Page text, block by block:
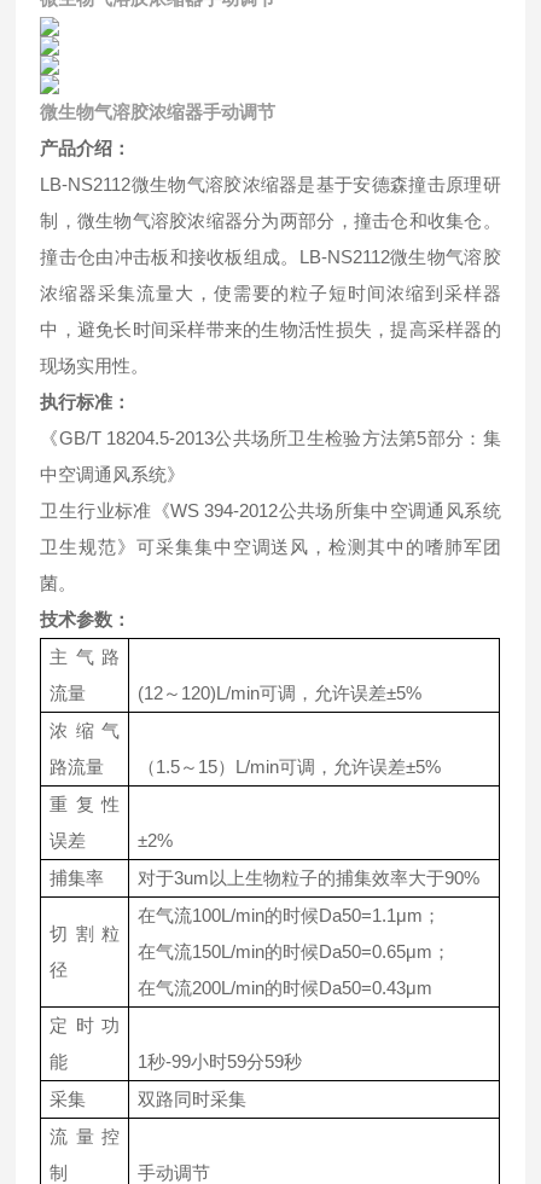
微生物气溶胶浓缩器手动调节
产品介绍：
LB-NS2112微生物气溶胶浓缩器是基于安德森撞击原理研
制，微生物气溶胶浓缩器分为两部分，撞击仓和收集仓。
撞击仓由冲击板和接收板组成。LB-NS2112微生物气溶胶
浓缩器采集流量大，使需要的粒子短时间浓缩到采样器
中，避免长时间采样带来的生物活性损失，提高采样器的
现场实用性。
执行标准：
《GB/T 18204.5-2013公共场所卫生检验方法第5部分：集
中空调通风系统》
卫生行业标准《WS 394-2012公共场所集中空调通风系统
卫生规范》可采集集中空调送风，检测其中的嗜肺军团
菌。
技术参数：
主气路
流量
(12～120)L/min可调，允许误差±5%
浓缩气
路流量
（1.5～15）L/min可调，允许误差±5%
重复性
误差
±2%
捕集率
对于3um以上生物粒子的捕集效率大于90%
切割粒
径
在气流100L/min的时候Da50=1.1μm；
在气流150L/min的时候Da50=0.65μm；
在气流200L/min的时候Da50=0.43μm
定时功
能
1秒-99小时59分59秒
采集
双路同时采集
流量控
制
手动调节